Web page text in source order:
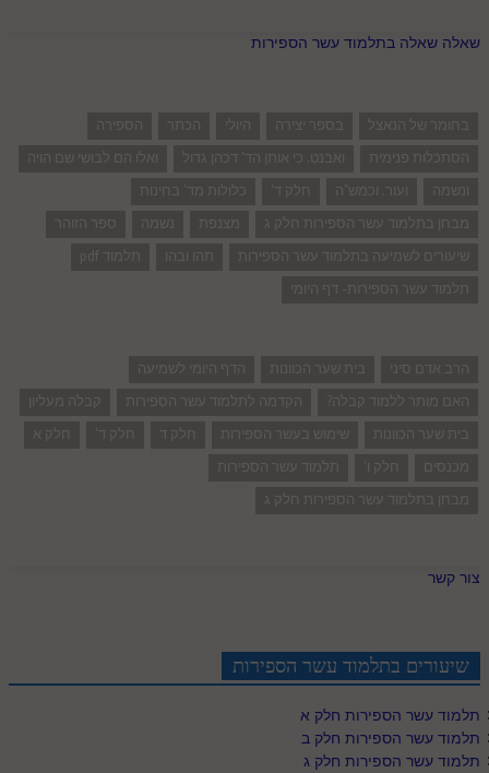
שאלה שאלה בתלמוד עשר הספירות
בחומר של הנאצל בספר יצירה היולי הכתר
הספירה
הסתכלות פנימית
ואבנט. כי אותן הד' דכהן גדול
ואלו הם לבושי שם הויה
ונשמה
ועור. וכמש"ה חלק ד'
כלולות מד' בחינות
מבחן בתלמוד עשר הספירות חלק ג
מצנפת נשמה
ספר הזוהר
שיעורים לשמיעה בתלמוד עשר הספירות
תהו ובהו
תלמוד pdf
תלמוד עשר הספירות- דף היומי
הרב אדם סיני בית שער הכוונות
הדף היומי לשמיעה
האם מותר ללמוד קבלה?
הקדמה לתלמוד עשר הספירות
קבלה מעליון
בית שער הכוונות
שימוש בעשר הספירות חלק ד חלק ד'
חלק א
מכנסים
חלק ו'
תלמוד עשר הספירות
מבחן בתלמוד עשר הספירות חלק ג
צור קשר
שיעורים בתלמוד עשר הספירות
תלמוד עשר הספירות חלק א
תלמוד עשר הספירות חלק ב
תלמוד עשר הספירות חלק ג